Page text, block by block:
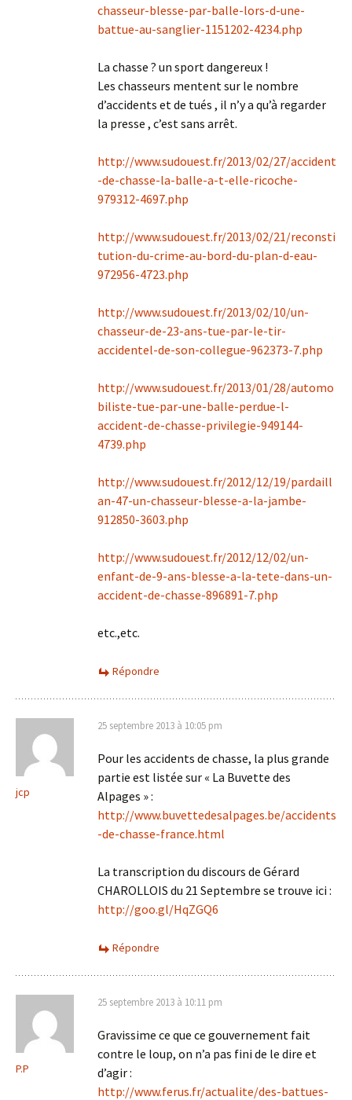
chasseur-blesse-par-balle-lors-d-une-
battue-au-sanglier-1151202-4234.php
La chasse ? un sport dangereux !
Les chasseurs mentent sur le nombre
d’accidents et de tués , il n’y a qu’à regarder
la presse , c’est sans arrêt.
http://www.sudouest.fr/2013/02/27/accident
-de-chasse-la-balle-a-t-elle-ricoche-
979312-4697.php
http://www.sudouest.fr/2013/02/21/reconsti
tution-du-crime-au-bord-du-plan-d-eau-
972956-4723.php
http://www.sudouest.fr/2013/02/10/un-
chasseur-de-23-ans-tue-par-le-tir-
accidentel-de-son-collegue-962373-7.php
http://www.sudouest.fr/2013/01/28/automo
biliste-tue-par-une-balle-perdue-l-
accident-de-chasse-privilegie-949144-
4739.php
http://www.sudouest.fr/2012/12/19/pardaill
an-47-un-chasseur-blesse-a-la-jambe-
912850-3603.php
http://www.sudouest.fr/2012/12/02/un-
enfant-de-9-ans-blesse-a-la-tete-dans-un-
accident-de-chasse-896891-7.php
etc.,etc.
Répondre
jcp
25 septembre 2013 à 10:05 pm
Pour les accidents de chasse, la plus grande
partie est listée sur « La Buvette des
Alpages » :
http://www.buvettedesalpages.be/accidents
-de-chasse-france.html
La transcription du discours de Gérard
CHAROLLOIS du 21 Septembre se trouve ici :
http://goo.gl/HqZGQ6
Répondre
P.P
25 septembre 2013 à 10:11 pm
Gravissime ce que ce gouvernement fait
contre le loup, on n’a pas fini de le dire et
d’agir :
http://www.ferus.fr/actualite/des-battues-